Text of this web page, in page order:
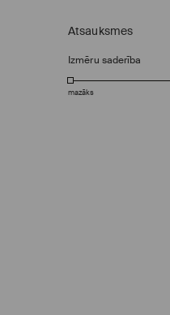
Atsauksmes
Izmēru saderība
mazāks